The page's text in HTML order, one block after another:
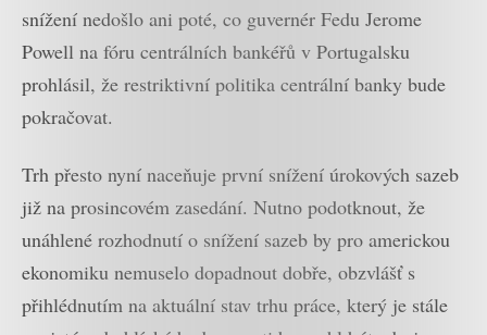
snížení nedošlo ani poté, co guvernér Fedu Jerome
Powell na fóru centrálních bankéřů v Portugalsku
prohlásil, že restriktivní politika centrální banky bude
pokračovat.
Trh přesto nyní naceňuje první snížení úrokových sazeb
již na prosincovém zasedání. Nutno podotknout, že
unáhlené rozhodnutí o snížení sazeb by pro americkou
ekonomiku nemuselo dopadnout dobře, obzvlášť s
přihlédnutím na aktuální stav trhu práce, který je stále